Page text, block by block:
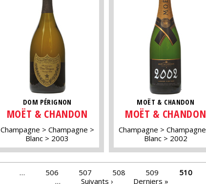
DOM PÉRIGNON
MOËT & CHANDON
Champagne
Champagne
Blanc
2003
MOËT & CHANDON
MOËT & CHANDON
Champagne
Champagne
Blanc
2002
… 506 507 508 509 510
…
Suivants › Derniers »